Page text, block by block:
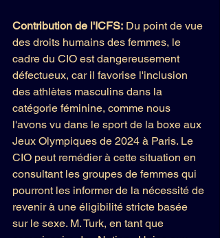
Contribution de l'ICFS: Du point de vue
des droits humains des femmes, le
cadre du CIO est dangereusement
défectueux, car il favorise l'inclusion
des athlètes masculins dans la
catégorie féminine, comme nous
l'avons vu dans le sport de la boxe aux
Jeux Olympiques de 2024 à Paris. Le
CIO peut remédier à cette situation en
consultant les groupes de femmes qui
pourront les informer de la nécessité de
revenir à une éligibilité stricte basée
sur le sexe. M. Turk, en tant que